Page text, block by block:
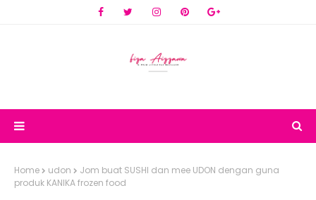
Home udon
Jom buat SUSHI dan mee UDON dengan guna
produk KANIKA frozen food